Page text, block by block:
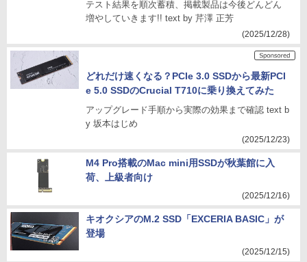
テスト結果を順次蓄積、掲載製品は今後どんどん
増やしていきます!! text by 芹澤 正芳
(2025/12/28)
どれだけ速くなる？PCIe 3.0 SSDから最新PCI
e 5.0 SSDのCrucial T710に乗り換えてみた
アップグレード手順から実際の効果まで確認 text b
y 坂本はじめ
(2025/12/23)
M4 Pro搭載のMac mini用SSDが秋葉館に入
荷、上級者向け
(2025/12/16)
キオクシアのM.2 SSD「EXCERIA BASIC」が
登場
(2025/12/15)